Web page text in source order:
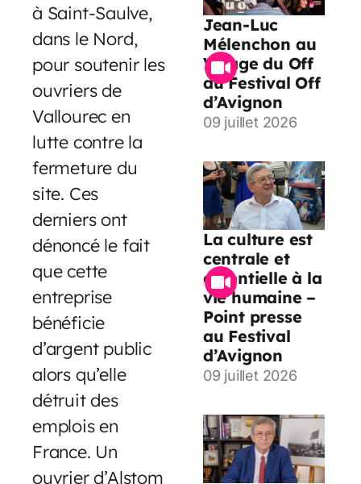
à Saint-Saulve,
dans le Nord,
pour soutenir les
ouvriers de
Vallourec en
lutte contre la
fermeture du
site. Ces
derniers ont
dénoncé le fait
que cette
entreprise
bénéficie
d’argent public
alors qu’elle
détruit des
emplois en
France. Un
ouvrier d’Alstom
Jean-Luc
Mélenchon au
Village du Off
du Festival Off
d’Avignon
09 juillet 2026
La culture est
centrale et
essentielle à la
vie humaine –
Point presse
au Festival
d’Avignon
09 juillet 2026